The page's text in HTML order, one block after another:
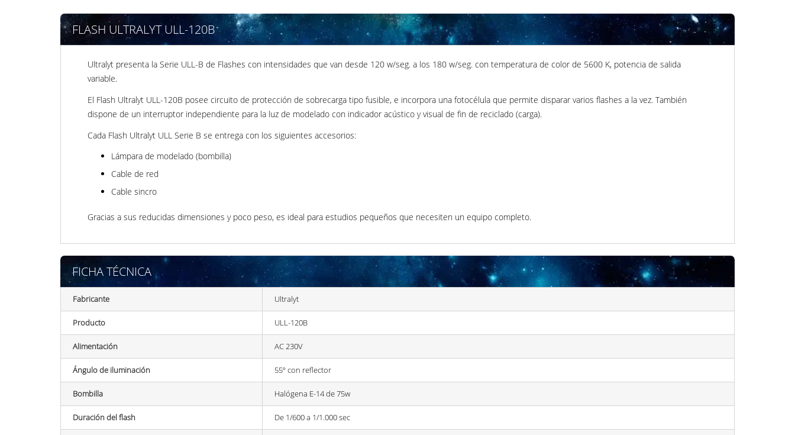
FLASH ULTRALYT ULL-120B
Ultralyt presenta la Serie ULL-B de Flashes con intensidades que van desde 120 w/seg. a los 180 w/seg. con temperatura de color de 5600 K, potencia de salida
variable.
El Flash Ultralyt ULL-120B posee circuito de protección de sobrecarga tipo fusible, e incorpora una fotocélula que permite disparar varios flashes a la vez. También
dispone de un interruptor independiente para la luz de modelado con indicador acústico y visual de fin de reciclado (carga).
Cada Flash Ultralyt ULL Serie B se entrega con los siguientes accesorios:
Lámpara de modelado (bombilla)
Cable de red
Cable sincro
Gracias a sus reducidas dimensiones y poco peso, es ideal para estudios pequeños que necesiten un equipo completo.
FICHA TÉCNICA
Fabricante Ultralyt
Producto ULL-120B
Alimentación AC 230V
Ángulo de iluminación 55º con reflector
Bombilla Halógena E-14 de 75w
Duración del flash De 1/600 a 1/1.000 sec